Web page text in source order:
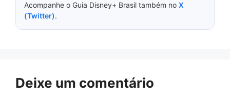
Acompanhe o Guia Disney+ Brasil também no X
(Twitter).
Deixe um comentário